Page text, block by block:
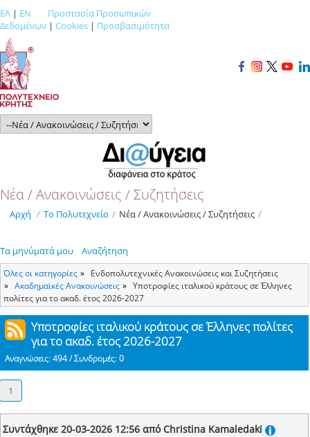
ΕΛ | EN
Προστασία Προσωπικών
Δεδομένων | Cookies | Προσβασιμότητα
Νέα / Ανακοινώσεις / Συζητήσεις
Αρχή / Το Πολυτεχνείο / Νέα / Ανακοινώσεις / Συζητήσεις /
Τα μηνύματά μου Αναζήτηση
Όλες οι κατηγορίες
Ενδοπολυτεχνικές Ανακοινώσεις και Συζητήσεις
Ακαδημαϊκές Ανακοινώσεις
Υποτροφίες ιταλικού κράτους σε Έλληνες
πολίτες για το ακαδ. έτος 2026-2027
Υποτροφίες ιταλικού κράτους σε Έλληνες πολίτες
για το ακαδ. έτος 2026-2027
Αναγνώσεις: 494 / Συνδρομές: 0
1
Συντάχθηκε 20-03-2026 12:56 από Christina Kamaledaki